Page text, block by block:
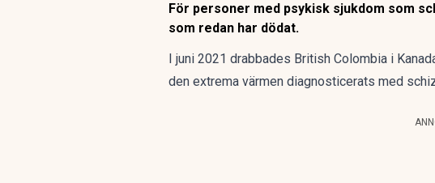
För personer med psykisk sjukdom som
som redan har dödat.
I juni 2021 drabbades British Colombia i
den extrema värmen diagnosticerats med